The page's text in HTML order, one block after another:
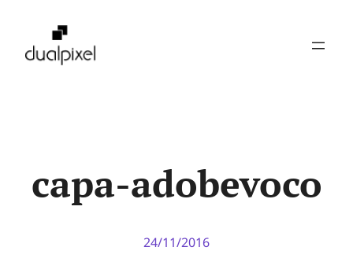
capa-adobevoco
24/11/2016